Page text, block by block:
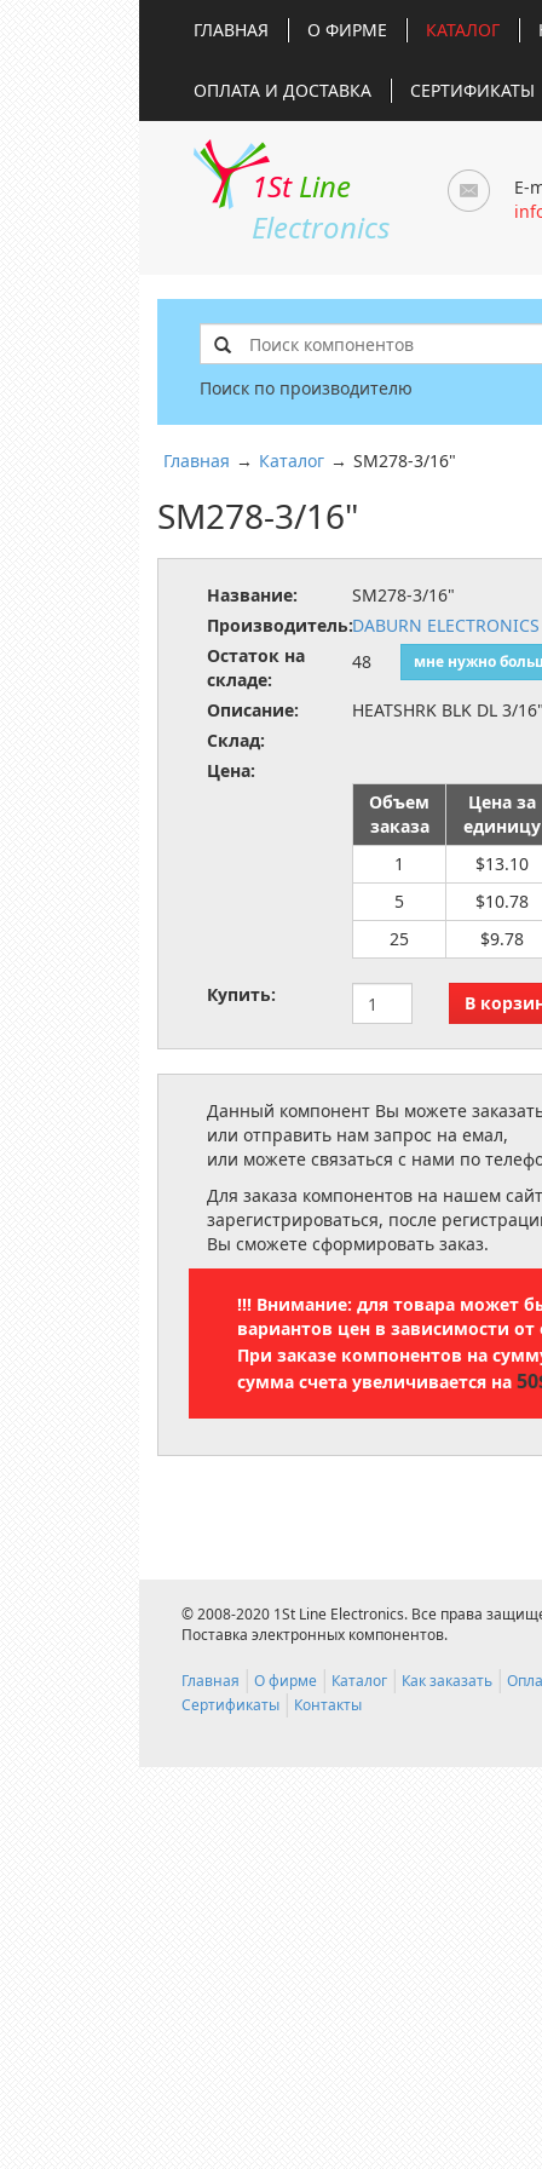
ГЛАВНАЯ О ФИРМЕ КАТАЛОГ
ОПЛАТА И ДОСТАВКА СЕРТИФИКАТЫ
1St Line
Electronics
E-
Поиск по производителю
Главная → Каталог → SM278-3/16"
SM278-3/16"
Название:
SM278-3/16"
Производитель:DABURN ELECTRONICS
Остаток на
складе:
48 мне нужно
Описание:
HEATSHRK BLK DL 3/
Склад:
Цена:
Объем
заказа
Цена за
единицу
1
$13.10
5
$10.78
25
$9.78
Купить:
Данный компонент Вы можете
или отправить нам запрос на емал,
или можете связаться с нами по
Для заказа компонентов на нашем
зарегистрироваться, после
Вы сможете сформировать заказ.
!!! Внимание: для товара может
вариантов цен в зависимости от
При заказе компонентов на
сумма счета увеличивается на
© 2008-2020 1St Line Electronics. Все права
Поставка электронных компонентов.
Главная О фирме Каталог Как заказать
Сертификаты
Контакты